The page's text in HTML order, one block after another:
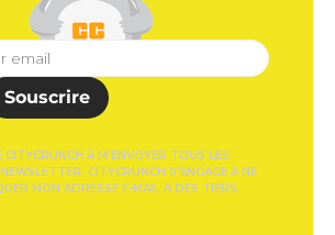
Souscrire
CITYCRUNCH À M'ENVOYER TOUS LES
CITYCRUNCH S'ENGAGE À NE
MON ADRESSE E-MAIL À DES TIERS.